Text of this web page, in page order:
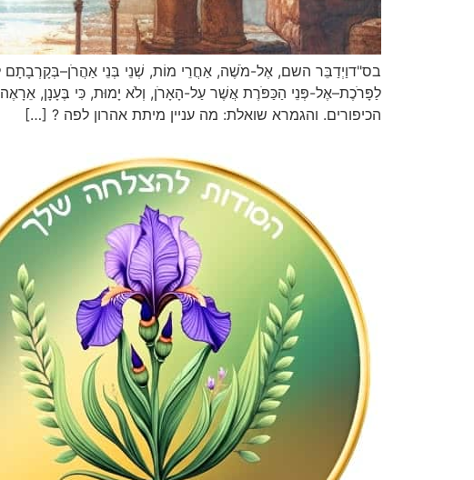
בס"דוַיְדַבֵּר השם, אֶל-מֹשֶׁה, אַחֲרֵי מוֹת, שְׁנֵי בְּנֵי
לַפָּרֹכֶת–אֶל-פְּנֵי הַכַּפֹּרֶת אֲשֶׁר עַל-הָאָרֹן, וְלֹא יָמוּת, כִּי בֶּעָנָן,
הכיפורים. והגמרא שואלת: מה עניין מיתת אהרון לפה ? […]